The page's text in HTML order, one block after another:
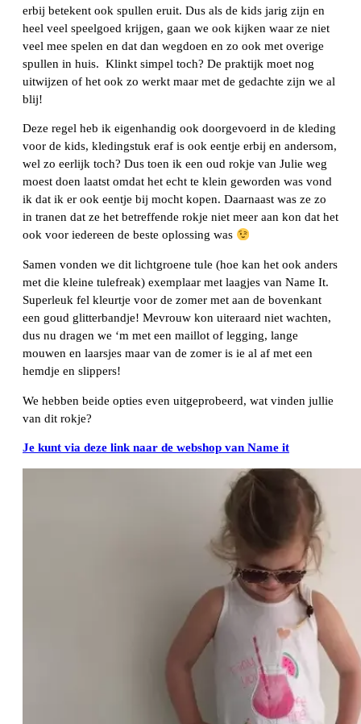
erbij betekent ook spullen eruit. Dus als de kids jarig zijn en
heel veel speelgoed krijgen, gaan we ook kijken waar ze niet
veel mee spelen en dat dan wegdoen en zo ook met overige
spullen in huis. Klinkt simpel toch? De praktijk moet nog
uitwijzen of het ook zo werkt maar met de gedachte zijn we al
blij!
Deze regel heb ik eigenhandig ook doorgevoerd in de kleding
voor de kids, kledingstuk eraf is ook eentje erbij en andersom,
wel zo eerlijk toch? Dus toen ik een oud rokje van Julie weg
moest doen laatst omdat het echt te klein geworden was vond
ik dat ik er ook eentje bij mocht kopen. Daarnaast was ze zo
in tranen dat ze het betreffende rokje niet meer aan kon dat het
ook voor iedereen de beste oplossing was
Samen vonden we dit lichtgroene tule (hoe kan het ook anders
met die kleine tulefreak) exemplaar met laagjes van Name It.
Superleuk fel kleurtje voor de zomer met aan de bovenkant
een goud glitterbandje! Mevrouw kon uiteraard niet wachten,
dus nu dragen we ‘m met een maillot of legging, lange
mouwen en laarsjes maar van de zomer is ie al af met een
hemdje en slippers!
We hebben beide opties even uitgeprobeerd, wat vinden jullie
van dit rokje?
Je kunt via deze link naar de webshop van Name it